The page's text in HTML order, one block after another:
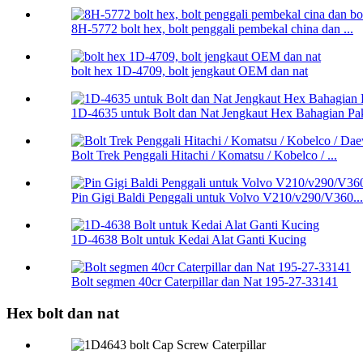
8H-5772 bolt hex, bolt penggali pembekal china dan ...
bolt hex 1D-4709, bolt jengkaut OEM dan nat
1D-4635 untuk Bolt dan Nat Jengkaut Hex Bahagian
Bolt Trek Penggali Hitachi / Komatsu / Kobelco / ...
Pin Gigi Baldi Penggali untuk Volvo V210/v290/V360...
1D-4638 Bolt untuk Kedai Alat Ganti Kucing
Bolt segmen 40cr Caterpillar dan Nat 195-27-33141
Hex bolt dan nat